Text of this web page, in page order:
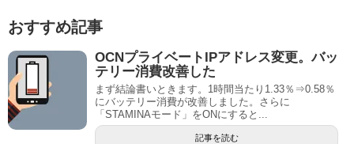
おすすめ記事
OCNプライベートIPアドレス変更。バッ
テリー消費改善した
まず結論書いときます。1時間当たり1.33％⇒0.58％
にバッテリー消費が改善しました。さらに
「STAMINAモード」をONにすると...
記事を読む